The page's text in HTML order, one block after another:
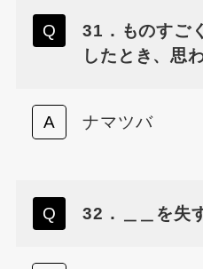
31．ものすご
したとき、思
ナマツバ
32．＿＿を失